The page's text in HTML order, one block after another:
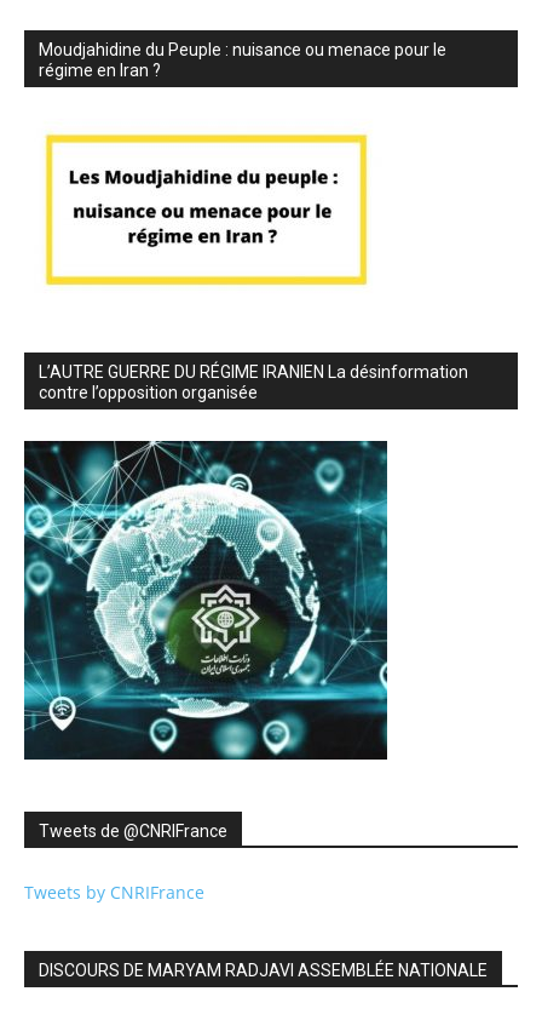
Moudjahidine du Peuple : nuisance ou menace pour le
régime en Iran ?
L’AUTRE GUERRE DU RÉGIME IRANIEN La désinformation
contre l’opposition organisée
Tweets de ‎@CNRIFrance
Tweets by CNRIFrance
DISCOURS DE MARYAM RADJAVI ASSEMBLÉE NATIONALE